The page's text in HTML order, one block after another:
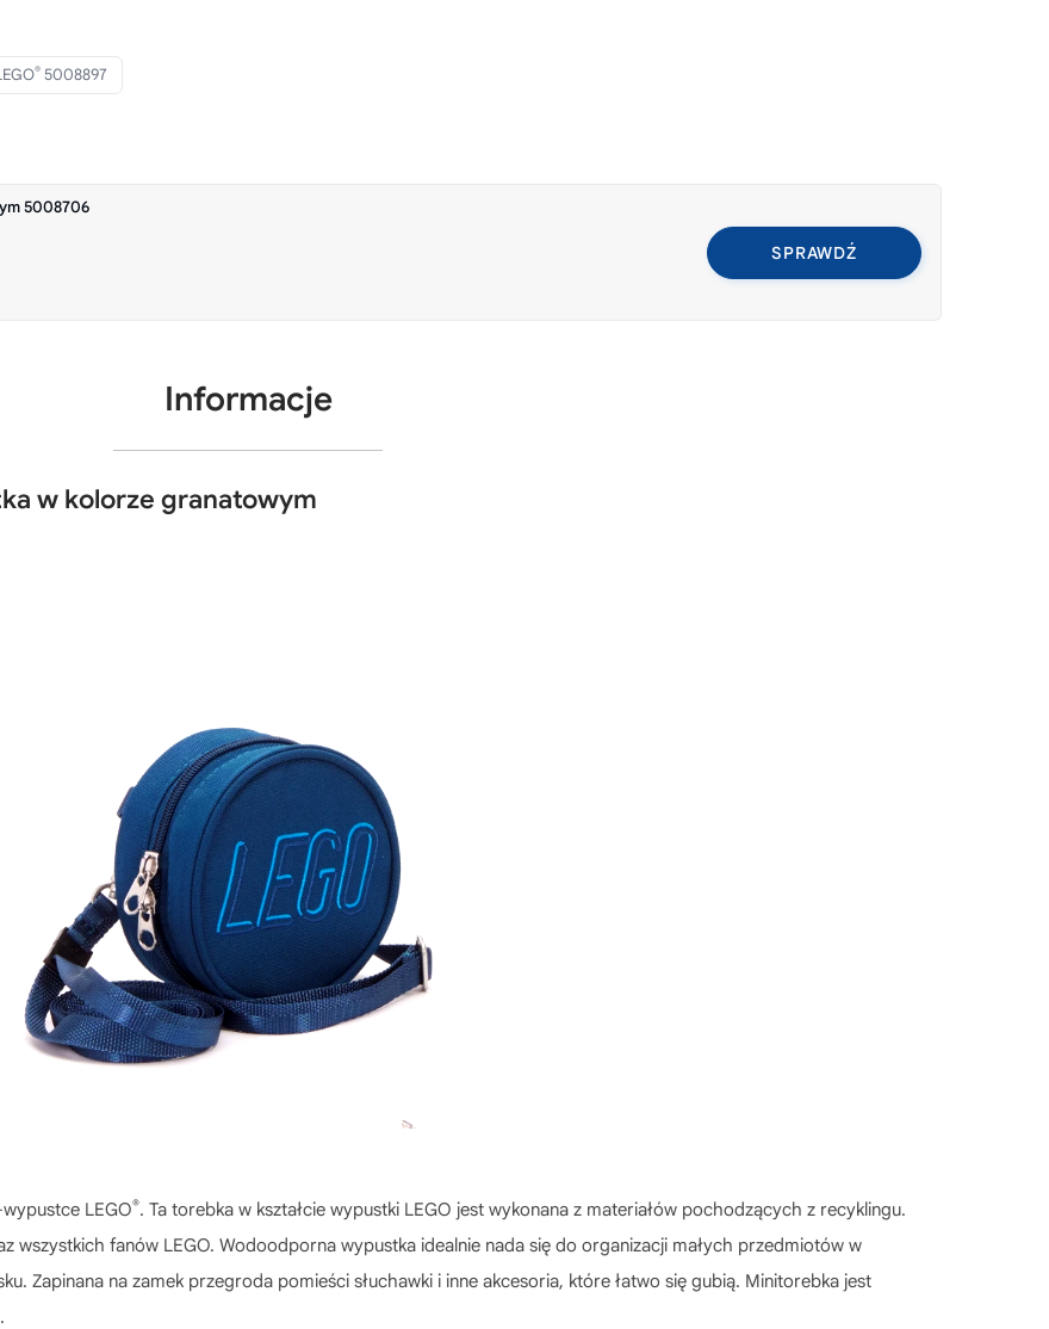
® 5008897
5008706
SPRAWDŹ
Informacje
w kolorze granatowym
LEGO®. Ta torebka w kształcie wypustki LEGO jest wykonana z materiałów pochodzących z recyklingu.
wszystkich fanów LEGO. Wodoodporna wypustka idealnie nada się do organizacji małych przedmiotów w
Zapinana na zamek przegroda pomieści słuchawki i inne akcesoria, które łatwo się gubią. Minitorebka jest